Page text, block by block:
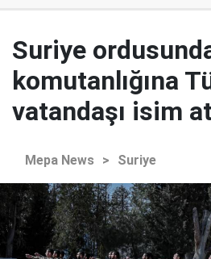
Suriye
komutanlığına
vatandaşı isim
Mepa News > Suriye